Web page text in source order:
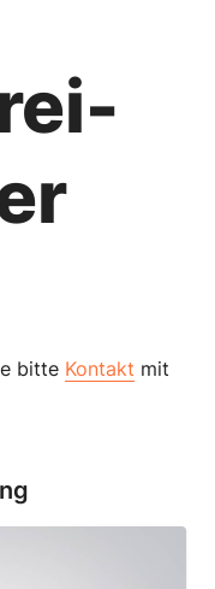
bitte Kontakt mit